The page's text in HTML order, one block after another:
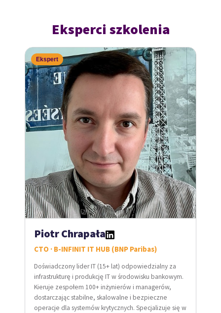
Eksperci szkolenia
Ekspert
Piotr Chrapała
CTO · B-INFINIT IT HUB (BNP Paribas)
Doświadczony lider IT (15+ lat) odpowiedzialny za
infrastrukturę i produkcję IT w środowisku bankowym.
Kieruje zespołem 100+ inżynierów i managerów,
dostarczając stabilne, skalowalne i bezpieczne
operacje dla systemów krytycznych. Specjalizuje się w